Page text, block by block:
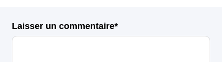
Laisser un commentaire*